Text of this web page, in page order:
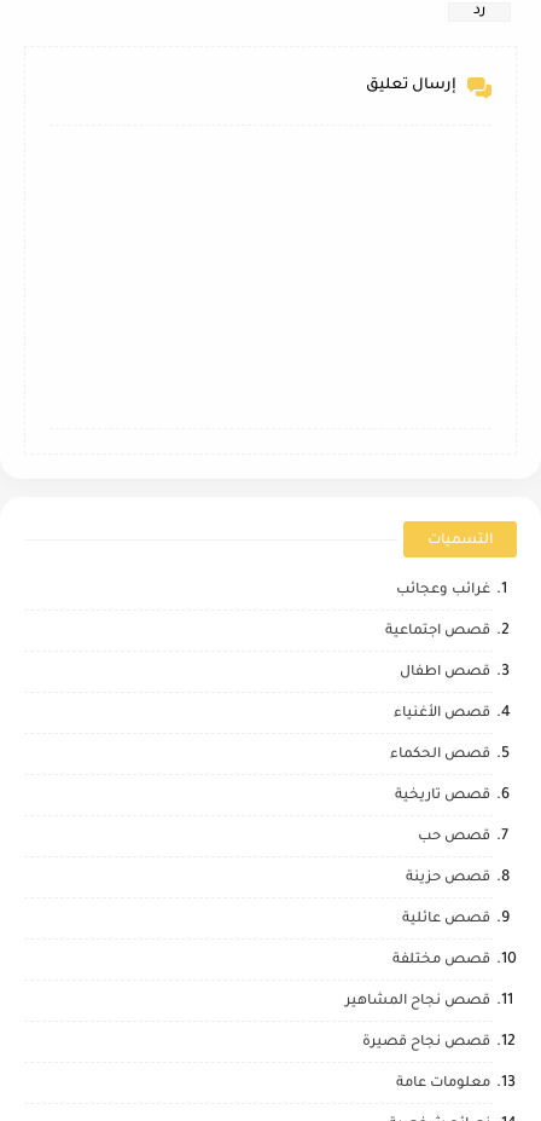
رد
إرسال تعليق
التسميات
غرائب وعجائب
قصص اجتماعية
قصص اطفال
قصص الأغنياء
قصص الحكماء
قصص تاريخية
قصص حب
قصص حزينة
قصص عائلية
قصص مختلفة
قصص نجاح المشاهير
قصص نجاح قصيرة
معلومات عامة